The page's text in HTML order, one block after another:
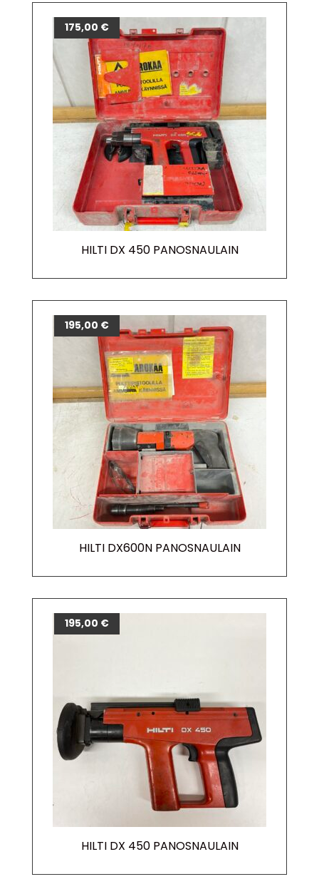
HILTI DX 450 PANOSNAULAIN
175,00 €
HILTI DX600N PANOSNAULAIN
195,00 €
HILTI DX 450 PANOSNAULAIN
195,00 €